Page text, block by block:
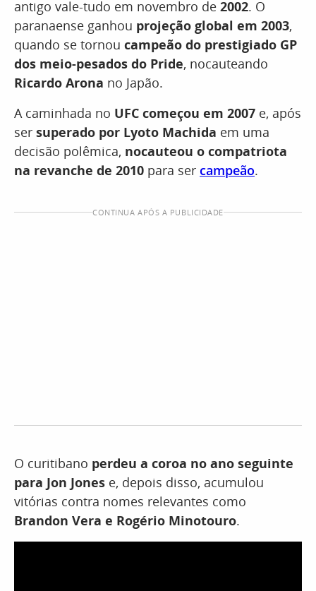
antigo vale-tudo em novembro de 2002. O
paranaense ganhou projeção global em 2003,
quando se tornou campeão do prestigiado GP
dos meio-pesados do Pride, nocauteando
Ricardo Arona no Japão.
A caminhada no UFC começou em 2007 e, após
ser superado por Lyoto Machida em uma
decisão polêmica, nocauteou o compatriota
na revanche de 2010 para ser campeão.
CONTINUA APÓS A PUBLICIDADE
O curitibano perdeu a coroa no ano seguinte
para Jon Jones e, depois disso, acumulou
vitórias contra nomes relevantes como
Brandon Vera e Rogério Minotouro.